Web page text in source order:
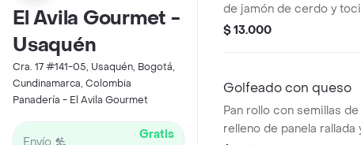
El Avila Gourmet -
Usaquén
Cra. 17 #141-05, Usaquén, Bogotá,
Cundinamarca, Colombia
Panadería - El Avila Gourmet
Envío Gratis
de jamón de cerdo y
$ 13.000
Golfeado con queso
Pan rollo con semillas
relleno de panela rallada y